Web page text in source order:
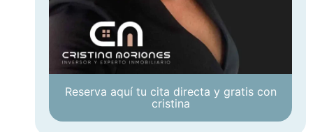
Reserva aquí tu cita directa y gratis con
cristina